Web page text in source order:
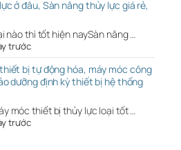
ở đâu, Sàn nâng thủy lực giá rẻ,
nào thì tốt hiện naySàn nâng …
trước
bị tự động hóa, máy móc công
dưỡng định kỳ thiết bị hệ thống
móc thiết bị thủy lực loại tốt …
trước